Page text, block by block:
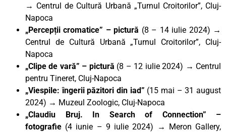
→ Centrul de Cultură Urbană „Turnul Croitorilor”, Cluj-
Napoca
„Percepții cromatice” – pictură (8 – 14 iulie 2024) →
Centrul de Cultură Urbană „Turnul Croitorilor”, Cluj-
Napoca
„Clipe de vară” – pictură (8 – 12 iulie 2024) → Centrul
pentru Tineret, Cluj-Napoca
„Viespile: îngerii păzitori din iad” (15 mai – 31 august
2024) → Muzeul Zoologic, Cluj-Napoca
„Claudiu Bruj. In Search of Connection”
–
fotografie (4 iunie – 9 iulie 2024) → Meron Gallery,